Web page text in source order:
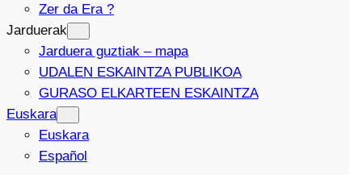
Zer da Era ?
Jarduerak
Jarduera guztiak – mapa
UDALEN ESKAINTZA PUBLIKOA
GURASO ELKARTEEN ESKAINTZA
Euskara
Euskara
Español